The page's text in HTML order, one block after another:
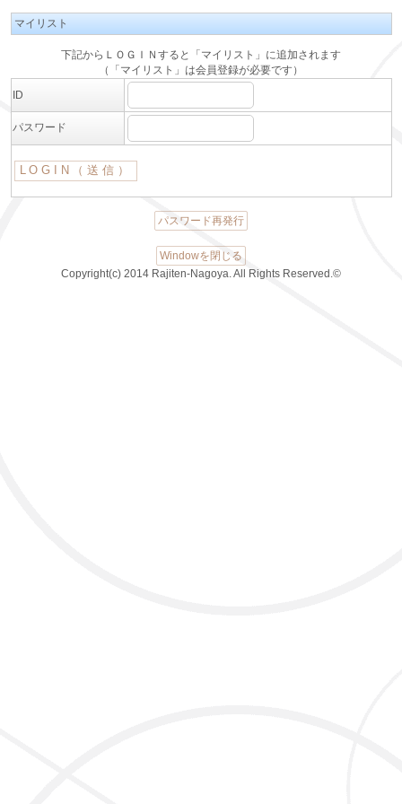
マイリスト
下記からＬＯＧＩＮすると「マイリスト」に追加されます
（「マイリスト」は会員登録が必要です）
ID
パスワード
パスワード再発行
Windowを閉じる
Copyright(c) 2014 Rajiten-Nagoya. All Rights Reserved.©